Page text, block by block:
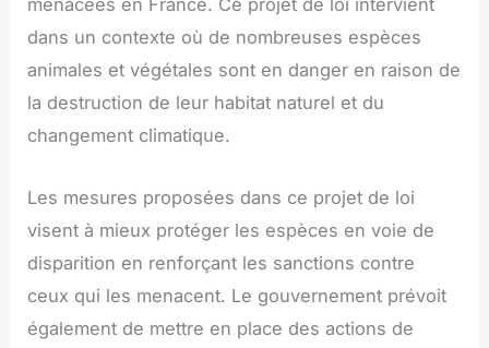
menacées en France. Ce projet de loi intervient
dans un contexte où de nombreuses espèces
animales et végétales sont en danger en raison de
la destruction de leur habitat naturel et du
changement climatique.
Les mesures proposées dans ce projet de loi
visent à mieux protéger les espèces en voie de
disparition en renforçant les sanctions contre
ceux qui les menacent. Le gouvernement prévoit
également de mettre en place des actions de